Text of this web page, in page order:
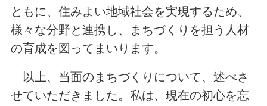
ともに、住みよい地域社会を実現するため、
様々な分野と連携し、まちづくりを担う人材
の育成を図ってまいります。
以上、当面のまちづくりについて、述べさ
せていただきました。私は、現在の初心を忘